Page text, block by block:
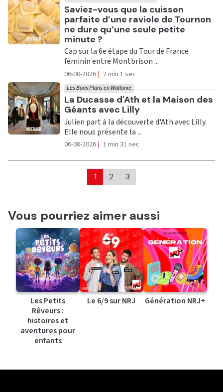
Ecouter
Saviez-vous que la cuisson
parfaite d’une raviole de Tournon
ne dure qu’une seule petite
minute ?
Cap sur la 6e étape du Tour de France
féminin entre Montbrison ...
06-08-2026 | 2 min 1 sec
Ecouter
La Ducasse d'Ath et la Maison des
Géants avec Lilly
Les Bons Plans en Wallonie
Julien part à la découverte d'Ath avec Lilly.
Elle nous présente la ...
06-08-2026 | 1 min 31 sec
1 2 3
Vous pourriez aimer aussi
Les Petits
Rêveurs :
histoires et
aventures pour
enfants
Le 6/9 sur NRJ Génération NRJ+